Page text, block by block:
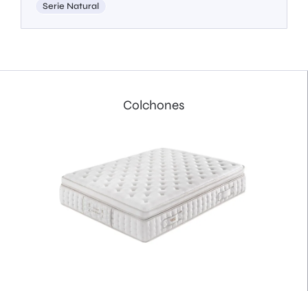
Serie Natural
Colchones